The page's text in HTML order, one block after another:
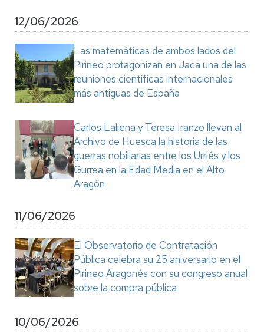
12/06/2026
Las matemáticas de ambos lados del
Pirineo protagonizan en Jaca una de las
reuniones científicas internacionales
más antiguas de España
Carlos Laliena y Teresa Iranzo llevan al
Archivo de Huesca la historia de las
guerras nobiliarias entre los Urriés y los
Gurrea en la Edad Media en el Alto
Aragón
11/06/2026
El Observatorio de Contratación
Pública celebra su 25 aniversario en el
Pirineo Aragonés con su congreso anual
sobre la compra pública
10/06/2026